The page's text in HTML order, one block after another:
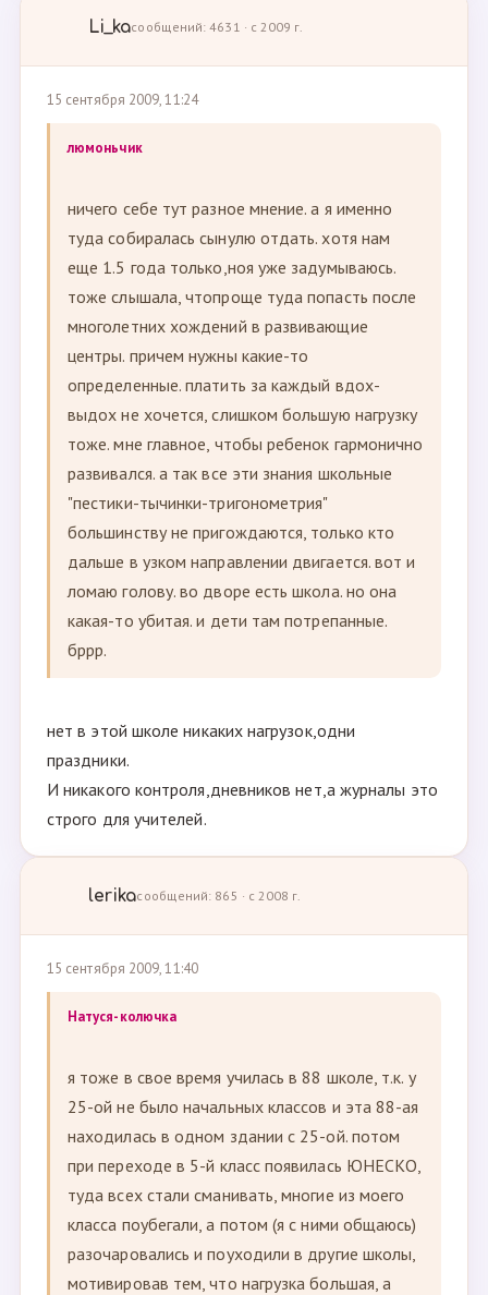
Li_kaсообщений: 4631 · с 2009 г.
15 сентября 2009, 11:24
люмоньчик
ничего себе тут разное мнение. а я именно
туда собиралась сынулю отдать. хотя нам
еще 1.5 года только,ноя уже задумываюсь.
тоже слышала, чтопроще туда попасть после
многолетних хождений в развивающие
центры. причем нужны какие-то
определенные. платить за каждый вдох-
выдох не хочется, слишком большую нагрузку
тоже. мне главное, чтобы ребенок гармонично
развивался. а так все эти знания школьные
"пестики-тычинки-тригонометрия"
большинству не пригождаются, только кто
дальше в узком направлении двигается. вот и
ломаю голову. во дворе есть школа. но она
какая-то убитая. и дети там потрепанные.
бррр.
нет в этой школе никаких нагрузок,одни
праздники.
И никакого контроля,дневников нет,а журналы это
строго для учителей.
lerikaсообщений: 865 · с 2008 г.
15 сентября 2009, 11:40
Натуся-колючка
я тоже в свое время училась в 88 школе, т.к. у
25-ой не было начальных классов и эта 88-ая
находилась в одном здании с 25-ой. потом
при переходе в 5-й класс появилась ЮНЕСКО,
туда всех стали сманивать, многие из моего
класса поубегали, а потом (я с ними общаюсь)
разочаровались и поуходили в другие школы,
мотивировав тем, что нагрузка большая, а